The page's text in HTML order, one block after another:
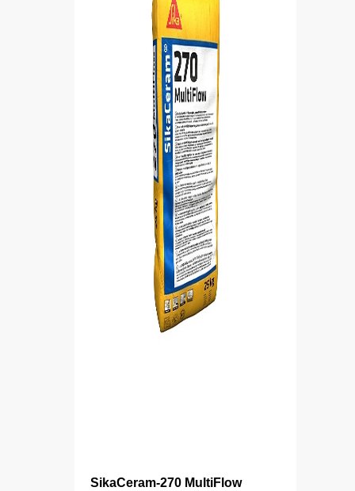
SikaCeram-270 MultiFlow